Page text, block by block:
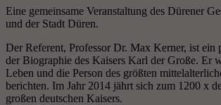
Eine gemeinsame Veranstaltung des Dürener
und der Stadt Düren.
Der Referent, Professor Dr. Max Kerner, ist ein
der Biographie des Kaisers Karl der Große. Er
Leben und die Person des größten
berichten. Im Jahr 2014 jährt sich zum 1200 x
großen deutschen Kaisers.